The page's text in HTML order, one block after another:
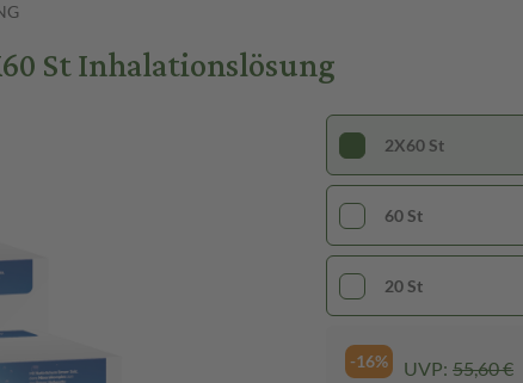
St Inhalationslösung
2X60 St
60 St
20 St
-16% UVP: 55,60 €